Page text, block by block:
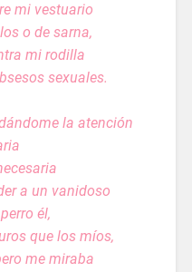
mi vestuario
o de sarna,
mi rodilla
sexuales.
la atención
a un vanidoso
él,
que los míos,
me miraba